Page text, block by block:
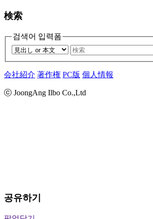
検索
검색어 입력폼
会社紹介 著作権 PC版 個人情報
ⓒ JoongAng Ilbo Co.,Ltd
공유하기